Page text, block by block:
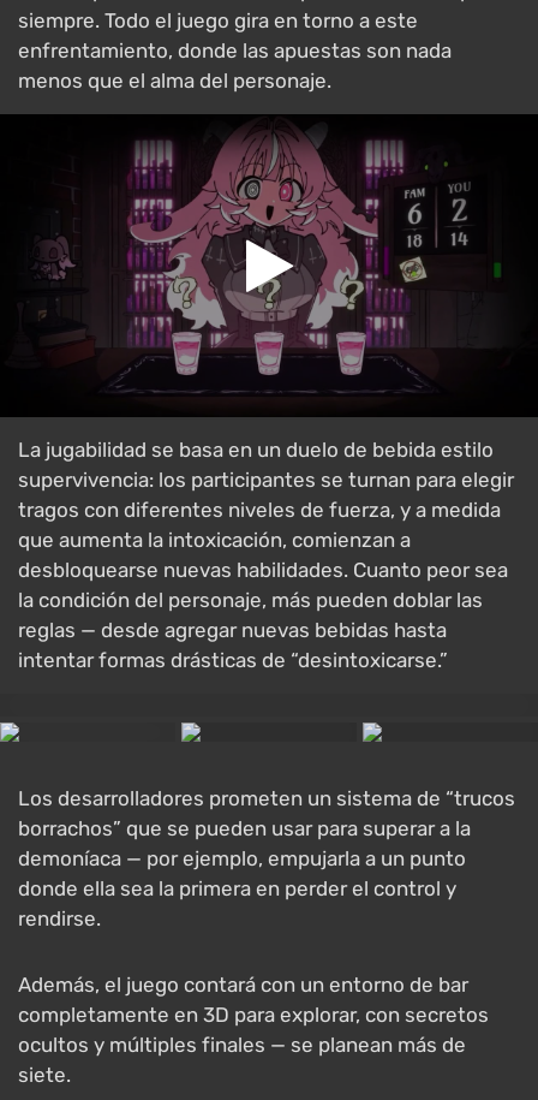
siempre. Todo el juego gira en torno a este
enfrentamiento, donde las apuestas son nada
menos que el alma del personaje.
La jugabilidad se basa en un duelo de bebida estilo
supervivencia: los participantes se turnan para elegir
tragos con diferentes niveles de fuerza, y a medida
que aumenta la intoxicación, comienzan a
desbloquearse nuevas habilidades. Cuanto peor sea
la condición del personaje, más pueden doblar las
reglas — desde agregar nuevas bebidas hasta
intentar formas drásticas de “desintoxicarse.”
Los desarrolladores prometen un sistema de “trucos
borrachos” que se pueden usar para superar a la
demoníaca — por ejemplo, empujarla a un punto
donde ella sea la primera en perder el control y
rendirse.
Además, el juego contará con un entorno de bar
completamente en 3D para explorar, con secretos
ocultos y múltiples finales — se planean más de
siete.